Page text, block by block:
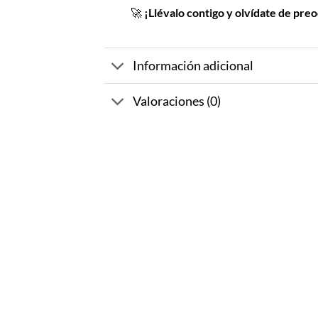
🚀 ¡Llévalo contigo y olvídate de
Información adicional
Valoraciones (0)